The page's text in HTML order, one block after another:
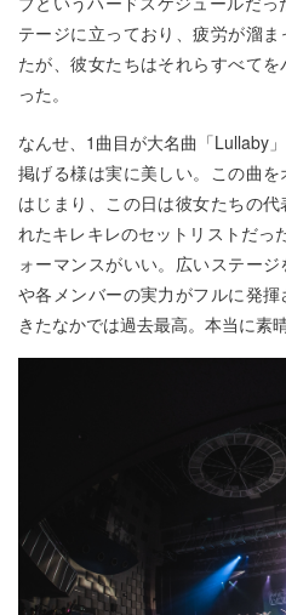
テージに立っており、疲労が溜
たが、彼女たちはそれらすべて
った。
なんせ、1曲目が大名曲「Lullaby
掲げる様は実に美しい。この曲
はじまり、この日は彼女たちの
れたキレキレのセットリストだっ
ォーマンスがいい。広いステー
や各メンバーの実力がフルに発
きたなかでは過去最高。本当に素